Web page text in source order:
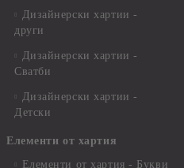
Дизайнерски хартии -
други
Дизайнерски хартии -
Сватби
Дизайнерски хартии -
Детски
Елементи от хартия
Елементи от хартия - Букви